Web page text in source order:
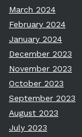
March 2024
February 2024
January 2024
December 2023
November 2023
October 2023
September 2023
August 2023
July 2023